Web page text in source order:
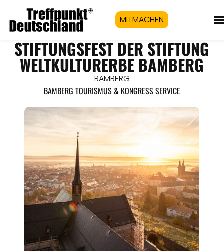
MITMACHEN
STIFTUNGSFEST DER STIFTUNG
WELTKULTURERBE BAMBERG
BAMBERG
BAMBERG TOURISMUS & KONGRESS SERVICE